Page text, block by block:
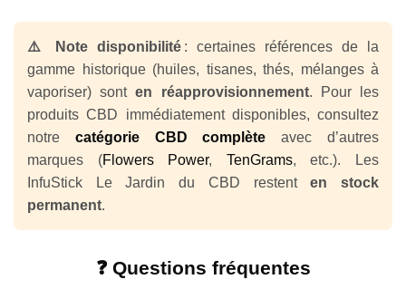
⚠️ Note disponibilité : certaines références de la
gamme historique (huiles, tisanes, thés, mélanges à
vaporiser) sonten réapprovisionnement. Pour les
produits CBD immédiatement disponibles, consultez
notre catégorie CBD complète avec d’autres
marques (Flowers Power, TenGrams, etc.). Les
InfuStick Le Jardin du CBD restenten stock
permanent.
❓ Questions fréquentes